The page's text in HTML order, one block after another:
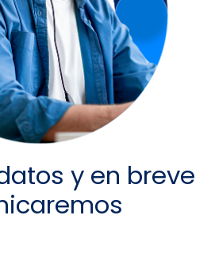
y en breve